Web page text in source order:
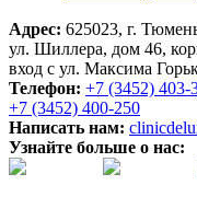
Адрес: 625023, г.
ул. Шиллера, дом 46,
вход с ул. Максима
Телефон: +7 (3452) 403-
+7 (3452) 400-250
Написать нам:
Узнайте больше о нас: